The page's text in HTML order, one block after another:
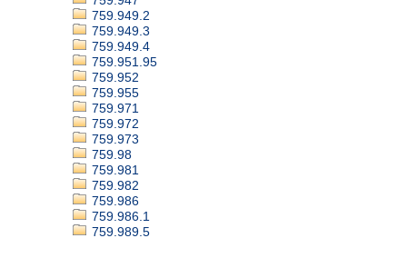
759.949.2
759.949.3
759.949.4
759.951.95
759.952
759.955
759.971
759.972
759.973
759.98
759.981
759.982
759.986
759.986.1
759.989.5